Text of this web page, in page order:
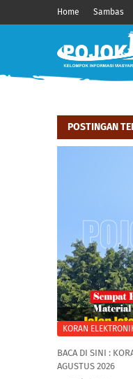
Home Sambas
POSTINGAN
KORAN
BACA DI SINI :
AGUSTUS 2026